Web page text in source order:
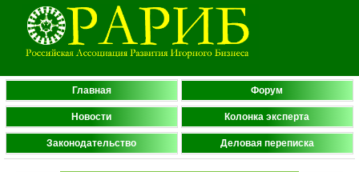
Главная Форум
Новости Колонка эксперта
Законодательство Деловая переписка